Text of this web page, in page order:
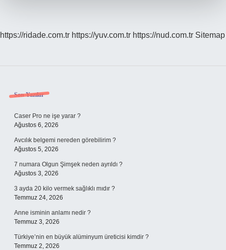
https://ridade.com.tr https://yuv.com.tr https://nud.com.tr Sitemap
Sidebar
Son Yazılar
Caser Pro ne işe yarar ?
Ağustos 6, 2026
Avcılık belgemi nereden görebilirim ?
Ağustos 5, 2026
7 numara Olgun Şimşek neden ayrıldı ?
Ağustos 3, 2026
3 ayda 20 kilo vermek sağlıklı mıdır ?
Temmuz 24, 2026
Anne isminin anlamı nedir ?
Temmuz 3, 2026
Türkiye’nin en büyük alüminyum üreticisi kimdir ?
Temmuz 2, 2026